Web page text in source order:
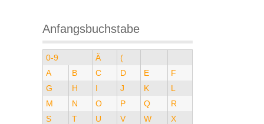
Anfangsbuchstabe
0-9 Ä
(
A
B C D E
F
G
H I J K
L
M
N O P Q
R
S
T U V W
X